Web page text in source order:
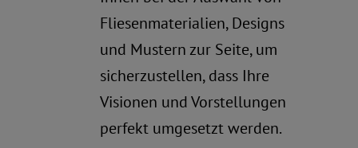
Fliesenmaterialien, Designs
und Mustern zur Seite, um
sicherzustellen, dass Ihre
Visionen und Vorstellungen
perfekt umgesetzt werden.